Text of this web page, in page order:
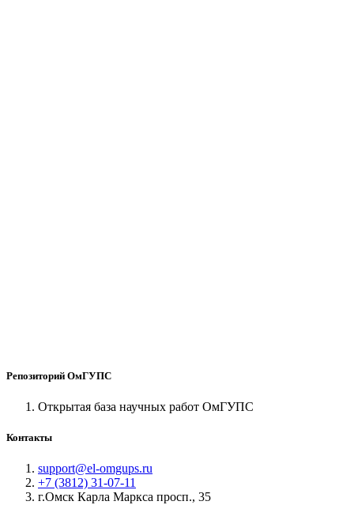
Репозиторий ОмГУПС
Открытая база научных работ ОмГУПС
Контакты
support@el-omgups.ru
+7 (3812) 31-07-11
г.Омск Карла Маркса просп., 35